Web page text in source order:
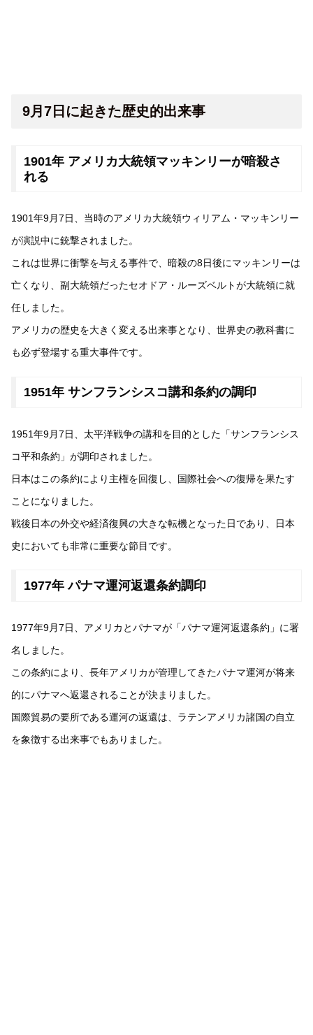
9月7日に起きた歴史的出来事
1901年 アメリカ大統領マッキンリーが暗殺さ
れる
1901年9月7日、当時のアメリカ大統領ウィリアム・マッキンリー
が演説中に銃撃されました。
これは世界に衝撃を与える事件で、暗殺の8日後にマッキンリーは
亡くなり、副大統領だったセオドア・ルーズベルトが大統領に就
任しました。
アメリカの歴史を大きく変える出来事となり、世界史の教科書に
も必ず登場する重大事件です。
1951年 サンフランシスコ講和条約の調印
1951年9月7日、太平洋戦争の講和を目的とした「サンフランシス
コ平和条約」が調印されました。
日本はこの条約により主権を回復し、国際社会への復帰を果たす
ことになりました。
戦後日本の外交や経済復興の大きな転機となった日であり、日本
史においても非常に重要な節目です。
1977年 パナマ運河返還条約調印
1977年9月7日、アメリカとパナマが「パナマ運河返還条約」に署
名しました。
この条約により、長年アメリカが管理してきたパナマ運河が将来
的にパナマへ返還されることが決まりました。
国際貿易の要所である運河の返還は、ラテンアメリカ諸国の自立
を象徴する出来事でもありました。